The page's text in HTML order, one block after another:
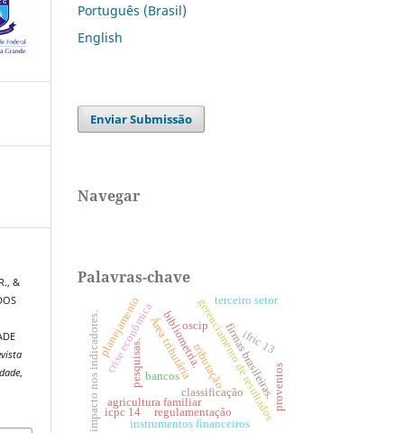
&
,
Português (Brasil)
English
Enviar Submissão
Navegar
Palavras-chave
classificação
Área tributáriatributação
gerenciamento de resultados
firmas brasileiras.
agricultura familiar
bibliometria.
bancos
crise econômica
impacto nos indicadores.
regulamentação
instrumentos financeiros
pesquisas.
terceiro setor
oscip
ifric 13
planejamento
icpc 14
proventos